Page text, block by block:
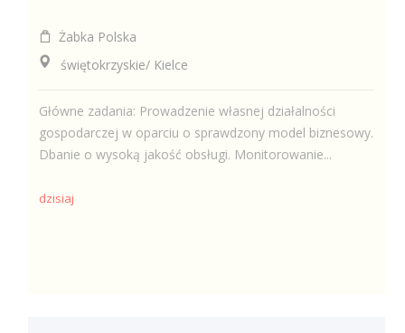
Żabka Polska
świętokrzyskie/ Kielce
Główne zadania: Prowadzenie własnej działalności
gospodarczej w oparciu o sprawdzony model biznesowy.
Dbanie o wysoką jakość obsługi. Monitorowanie...
dzisiaj